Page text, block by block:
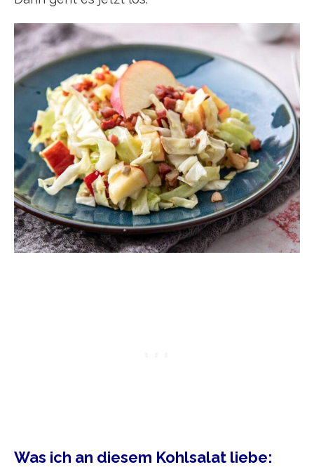
Was ich an diesem Kohlsalat liebe: